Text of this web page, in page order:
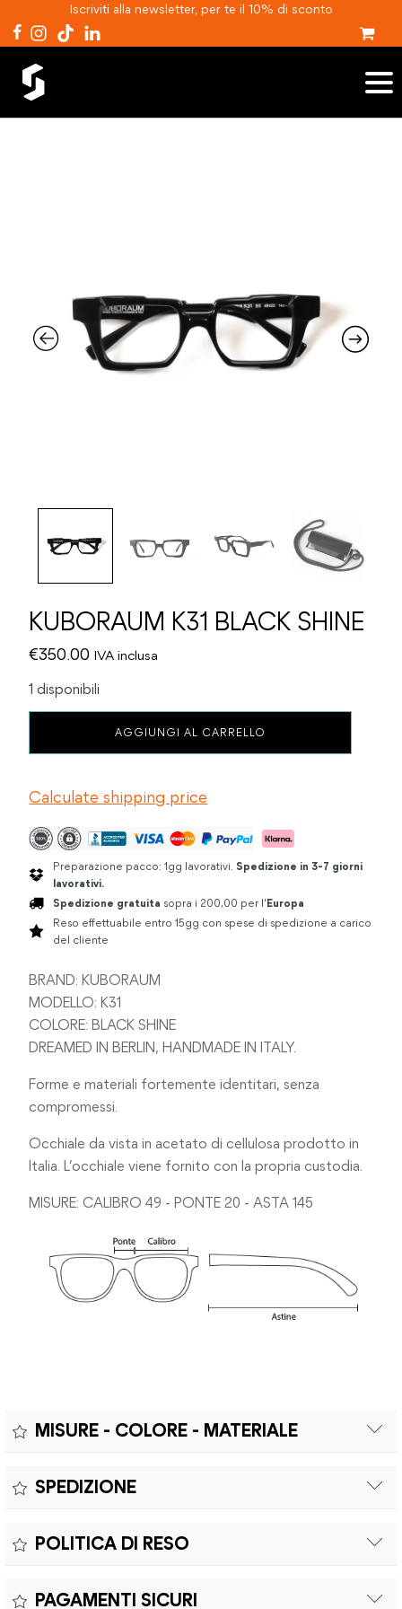
Iscriviti alla newsletter, per te il 10% di sconto
KUBORAUM K31 BLACK SHINE
€350.00 IVA inclusa
1 disponibili
quantità
AGGIUNGI AL CARRELLO
Calculate shipping price
Preparazione pacco: 1gg lavorativi. Spedizione in 3-7 giorni
lavorativi.
Spedizione gratuita sopra i 200,00 per l'Europa
Reso effettuabile entro 15gg con spese di spedizione a carico
del cliente
BRAND: KUBORAUM
MODELLO: K31
COLORE: BLACK SHINE
DREAMED IN BERLIN, HANDMADE IN ITALY.
Forme e materiali fortemente identitari, senza
compromessi.
Occhiale da vista in acetato di cellulosa prodotto in
Italia. L’occhiale viene fornito con la propria custodia.
MISURE: CALIBRO 49 - PONTE 20 - ASTA 145
MISURE - COLORE - MATERIALE
Colore:
SPEDIZIONE
conforme alle direttive vigenti. La garanzia copre eventuali
sostituzioni senza costi aggiuntivi.
POLITICA DI RESO
PAGAMENTI SICURI